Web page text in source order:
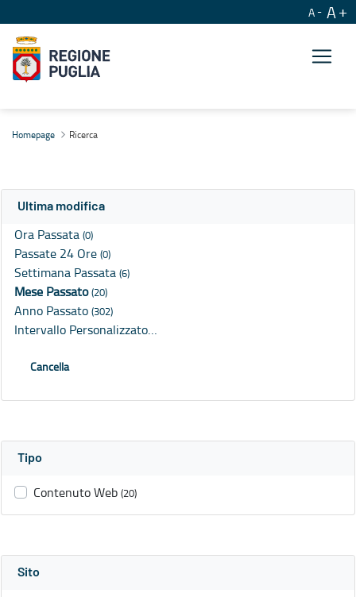
A A
Homepage Ricerca
Ultima modifica
Ora Passata (0)
Passate 24 Ore (0)
Settimana Passata (6)
Mese Passato(20)
Anno Passato (302)
Intervallo Personalizzato…
Cancella
Tipo
Contenuto Web (20)
Sito